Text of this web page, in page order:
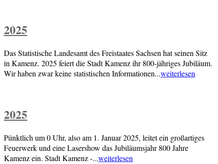
2025
Das Statistische Landesamt des Freistaates Sachsen hat seinen Sitz
in Kamenz. 2025 feiert die Stadt Kamenz ihr 800-jähriges Jubiläum.
Wir haben zwar keine statistischen Informationen...weiterlesen
2025
Pünktlich um 0 Uhr, also am 1. Januar 2025, leitet ein großartiges
Feuerwerk und eine Lasershow das Jubiläumsjahr 800 Jahre
Kamenz ein. Stadt Kamenz -...weiterlesen